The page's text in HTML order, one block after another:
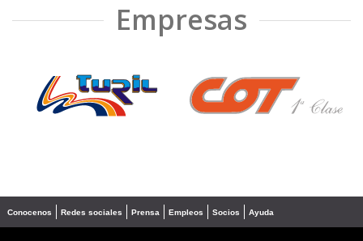
Empresas
❮ ❯
Conocenos Redes sociales Prensa Empleos Socios Ayuda